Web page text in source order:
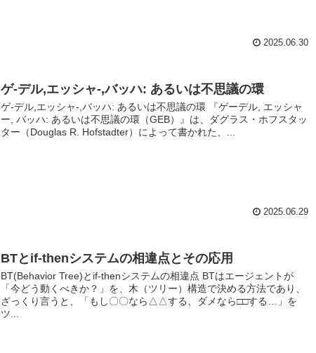
2025.06.30
ゲ-デル,エッシャ-,バッハ: あるいは不思議の環
ゲ-デル,エッシャ-,バッハ: あるいは不思議の環 『ゲーデル, エッシャ
ー, バッハ: あるいは不思議の環（GEB）』は、ダグラス・ホフスタッ
ター（Douglas R. Hofstadter）によって書かれた、...
2025.06.29
BTとif-thenシステムの相違点とその応用
BT(Behavior Tree)とif-thenシステムの相違点 BTはエージェントが
「今どう動くべきか？」を、木（ツリー）構造で決める方法であり、
ざっくり言うと、「もし〇〇なら△△する、ダメなら□□する…」を
ツ...